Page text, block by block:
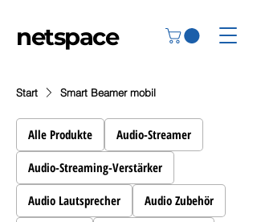
netspace
Start Smart Beamer mobil
Alle Produkte Audio-Streamer
Audio-Streaming-Verstärker
Audio Lautsprecher Audio Zubehör